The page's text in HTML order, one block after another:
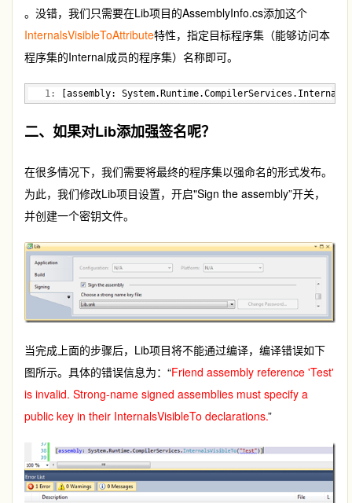
。没错，我们只需要在Lib项目的AssemblyInfo.cs添加这个
InternalsVisibleToAttribute特性，指定目标程序集（能够访问本
程序集的Internal成员的程序集）名称即可。
   1:
[assembly:
二、如果对Lib添加强签名呢？
在很多情况下，我们需要将最终的程序集以强命名的形式发布。
为此，我们修改Lib项目设置，开启"Sign the assembly”开关，
并创建一个密钥文件。
当完成上面的步骤后，Lib项目将不能通过编译，编译错误如下
图所示。具体的错误信息为：“Friend assembly reference 'Test'
is invalid. Strong-name signed assemblies must specify a
public key in their InternalsVisibleTo declarations.”